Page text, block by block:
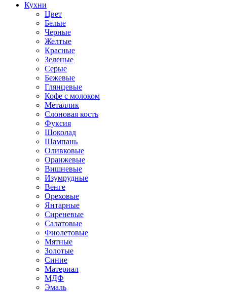
Кухни
Цвет
Белые
Черные
Желтые
Красные
Зеленые
Серые
Бежевые
Глянцевые
Кофе с молоком
Металлик
Слоновая кость
Фуксия
Шоколад
Шампань
Оливковые
Оранжевые
Вишневые
Изумрудные
Венге
Ореховые
Янтарные
Сиреневые
Салатовые
Фиолетовые
Мятные
Золотые
Синие
Материал
МДФ
Эмаль